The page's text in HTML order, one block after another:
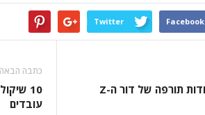
Facebook
Twitter
5 יתרונות ו-5 נקודות תורפה של דור ה-Z
כתבה הבאה
10
עובדים